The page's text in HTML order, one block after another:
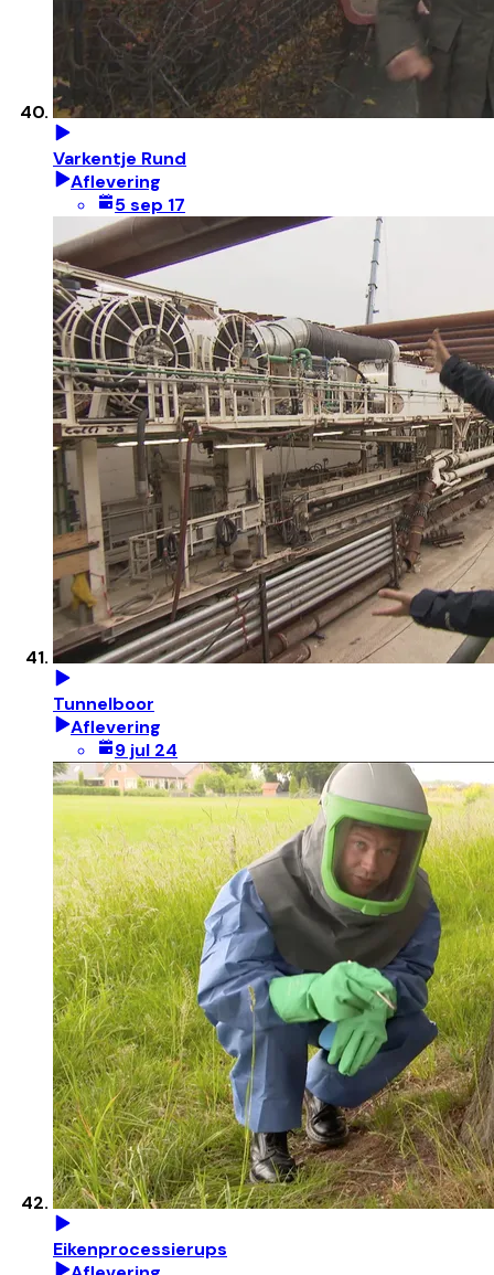
Varkentje Rund
Aflevering
5 sep 17
Tunnelboor
Aflevering
9 jul 24
Eikenprocessierups